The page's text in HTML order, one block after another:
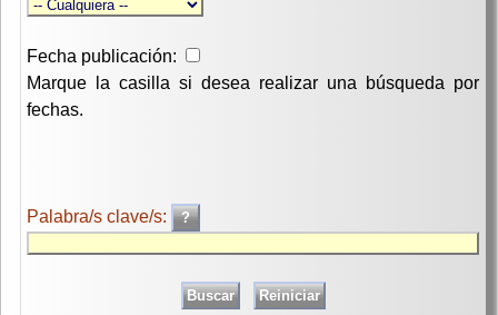
Fecha publicación:
Marque la casilla si desea realizar una búsqueda por
fechas.
Palabra/s clave/s: